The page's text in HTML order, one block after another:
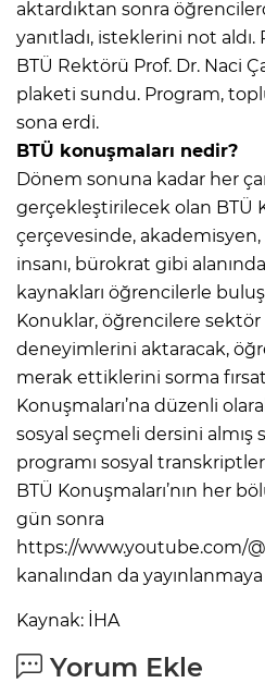
aktardıktan sonra
yanıtladı, isteklerini not
BTÜ Rektörü Prof. Dr. Naci
plaketi sundu. Program,
sona erdi.
BTÜ konuşmaları nedir?
Dönem sonuna kadar her
gerçekleştirilecek olan BTÜ
çerçevesinde, akademisyen,
insanı, bürokrat gibi
kaynakları öğrencilerle
Konuklar, öğrencilere
deneyimlerini aktaracak,
merak ettiklerini sorma
Konuşmaları’na düzenli
sosyal seçmeli dersini almış
programı sosyal
BTÜ Konuşmaları’nın her
gün sonra
https://www.youtube.com/@
kanalından da
Kaynak: İHA
Yorum Ekle